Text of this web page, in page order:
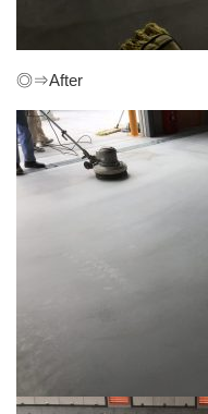
◎⇒After